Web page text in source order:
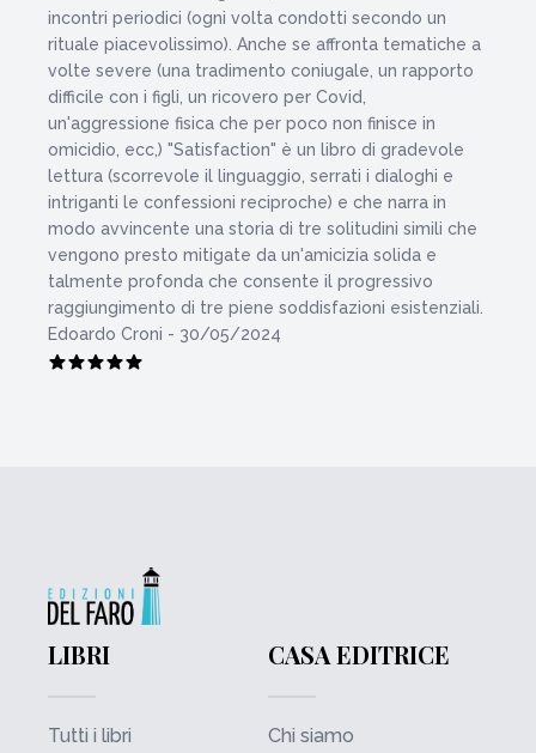
incontri periodici (ogni volta condotti secondo un
rituale piacevolissimo). Anche se affronta tematiche a
volte severe (una tradimento coniugale, un rapporto
difficile con i figli, un ricovero per Covid,
un'aggressione fisica che per poco non finisce in
omicidio, ecc,) "Satisfaction" è un libro di gradevole
lettura (scorrevole il linguaggio, serrati i dialoghi e
intriganti le confessioni reciproche) e che narra in
modo avvincente una storia di tre solitudini simili che
vengono presto mitigate da un'amicizia solida e
talmente profonda che consente il progressivo
raggiungimento di tre piene soddisfazioni esistenziali.
Edoardo Croni - 30/05/2024
LIBRI
Tutti i libri
CASA EDITRICE
Chi siamo